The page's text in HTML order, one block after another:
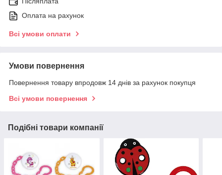
Оплата на рахунок
Всі умови оплати
Умови повернення
Повернення товару впродовж 14 днів за рахунок покупця
Всі умови повернення
Подібні товари компанії